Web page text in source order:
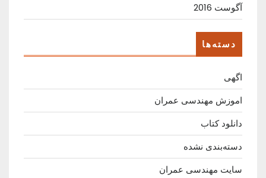
آگوست 2016
دسته‌ها
اگهی
اموزش مهندسی عمران
دانلود کتاب
دسته‌بندی نشده
سایت مهندسی عمران